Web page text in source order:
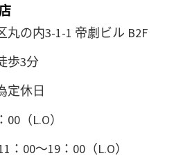
の内3-1-1 帝劇ビル B2F
歩3分
定休日
（L.O）
：00～19：00（L.O）